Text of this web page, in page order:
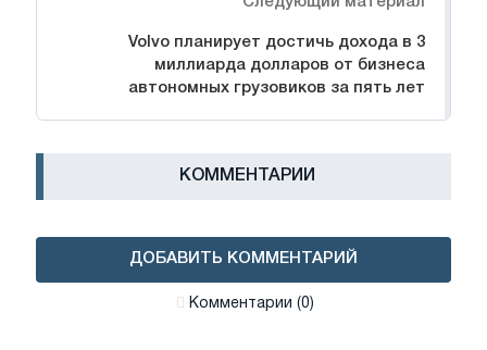
Volvo планирует достичь дохода в 3
миллиарда долларов от бизнеса
автономных грузовиков за пять лет
КОММЕНТАРИИ
ДОБАВИТЬ КОММЕНТАРИЙ
Комментарии (0)